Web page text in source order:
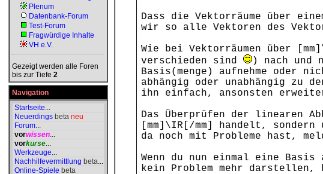
Plenum
Datenbank-Forum
Test-Forum
Fragwürdige Inhalte
VH e.V.
Gezeigt werden alle Foren
bis zur Tiefe 2
Navigation
Startseite...
Neuerdings beta neu
Forum...
vorwissen...
vorkurse...
Werkzeuge...
Nachhilfevermittlung beta...
Online-Spiele beta
Dass die Vektorräume über
wir so alle Vektoren des
Wie bei Vektorräumen über
verschieden sind
) nach und
Basis(menge) aufnehme
abhängig oder unabhängig
ihn einfach, ansonsten
Das Überprüfen der linearen
[mm]\IR[/mm] handelt,
da noch mit Probleme hast,
Wenn du nun einmal eine
kein Problem mehr